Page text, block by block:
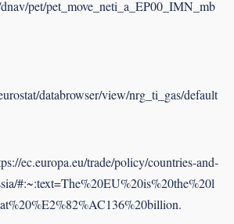
pet/pet_move_neti_a_EP00_IMN_mb
databrowser/view/nrg_ti_gas/default
trade/policy/countries-and-
#:~:text=The%20EU%20is%20the%20l